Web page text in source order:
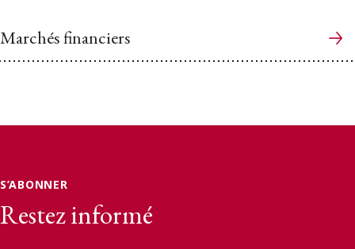
Marchés financiers
S’ABONNER
Restez informé